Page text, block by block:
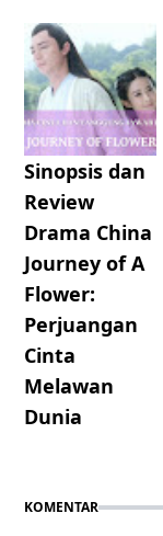
Sinopsis dan
Review
Drama China
Journey of A
Flower:
Perjuangan
Cinta
Melawan
Dunia
KOMENTAR